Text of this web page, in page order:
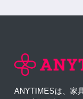
ANYTIMESは、家